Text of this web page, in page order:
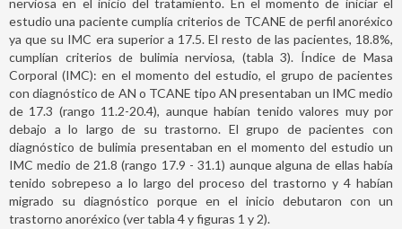
estudio una paciente cumplía criterios de TCANE de perfil anoréxico
ya que su IMC era superior a 17.5. El resto de las pacientes, 18.8%,
cumplían criterios de bulimia nerviosa, (tabla 3). Índice de Masa
Corporal (IMC): en el momento del estudio, el grupo de pacientes
con diagnóstico de AN o TCANE tipo AN presentaban un IMC medio
de 17.3 (rango 11.2-20.4), aunque habían tenido valores muy por
debajo a lo largo de su trastorno. El grupo de pacientes con
diagnóstico de bulimia presentaban en el momento del estudio un
IMC medio de 21.8 (rango 17.9 - 31.1) aunque alguna de ellas había
tenido sobrepeso a lo largo del proceso del trastorno y 4 habían
migrado su diagnóstico porque en el inicio debutaron con un
trastorno anoréxico (ver tabla 4 y figuras 1 y 2).